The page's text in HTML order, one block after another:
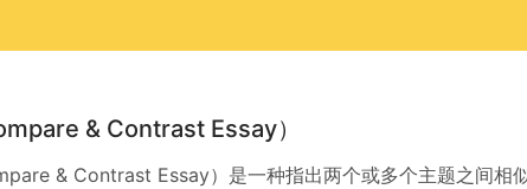
& Contrast Essay）
& Contrast Essay）是一种指出两个或多个主题之间相